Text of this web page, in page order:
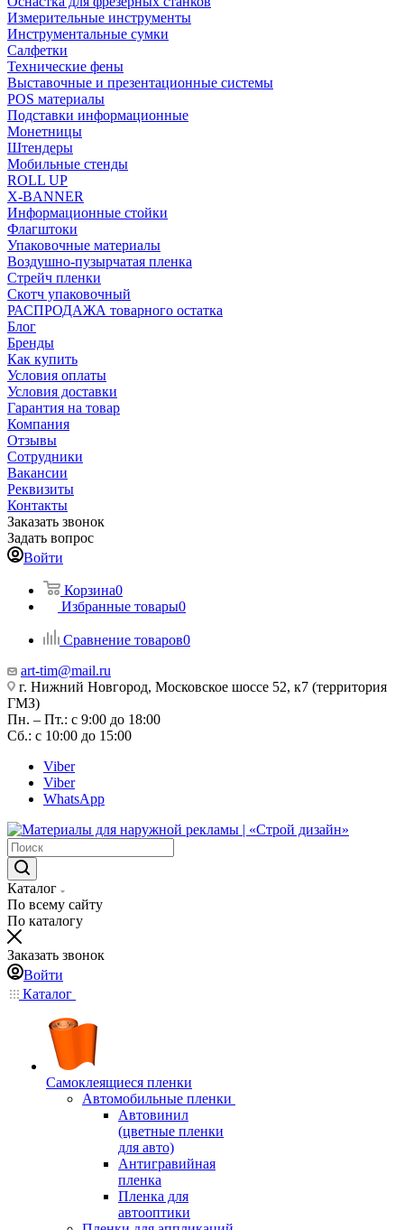
Измерительные инструменты
Инструментальные сумки
Салфетки
Технические фены
Выставочные и презентационные системы
POS материалы
Подставки информационные
Монетницы
Штендеры
Мобильные стенды
ROLL UP
X-BANNER
Информационные стойки
Флагштоки
Упаковочные материалы
Воздушно-пузырчатая пленка
Стрейч пленки
Скотч упаковочный
РАСПРОДАЖА товарного остатка
Блог
Бренды
Как купить
Условия оплаты
Условия доставки
Гарантия на товар
Компания
Отзывы
Сотрудники
Вакансии
Реквизиты
Контакты
Заказать звонок
Задать вопрос
Войти
Корзина0
Избранные товары0
Сравнение товаров0
art-tim@mail.ru
г. Нижний Новгород, Московское шоссе 52, к7 (территория
ГМЗ)
Пн. – Пт.: с 9:00 до 18:00
Сб.: с 10:00 до 15:00
Viber
Viber
WhatsApp
Каталог
По всему сайту
По каталогу
Заказать звонок
Войти
Каталог
Самоклеящиеся пленки
Автомобильные пленки
Автовинил
(цветные пленки
для авто)
Антигравийная
пленка
Пленка для
автооптики